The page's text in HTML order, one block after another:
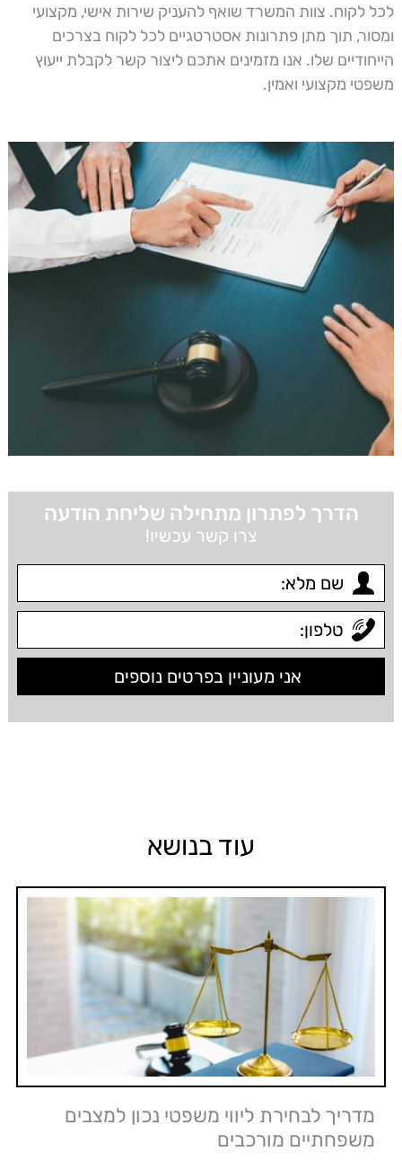
לכל לקוח. צוות המשרד שואף להעניק שירות אישי, מקצועי
ומסור, תוך מתן פתרונות אסטרטגיים לכל לקוח בצרכים
הייחודיים שלו. אנו מזמינים אתכם ליצור קשר לקבלת ייעוץ
משפטי מקצועי ואמין.
הדרך לפתרון מתחילה שליחת הודעה
צרו קשר עכשיו!
עוד בנושא
מדריך לבחירת ליווי משפטי נכון למצבים
משפחתיים מורכבים